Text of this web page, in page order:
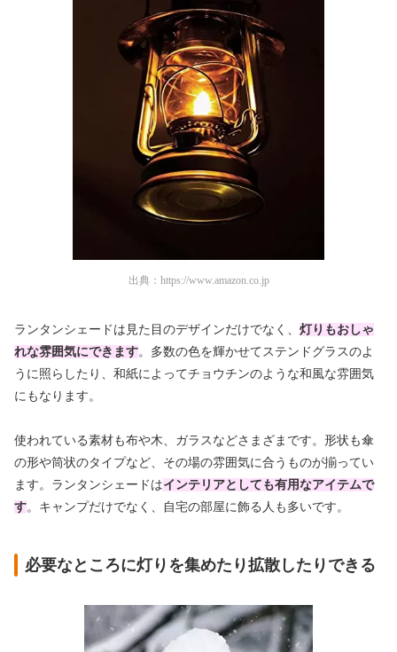
出典： https://www.amazon.co.jp
ランタンシェードは見た目のデザインだけでなく、 灯りもおしゃ
れな雰囲気にできます。多数の色を輝かせてステンドグラスのよ
うに照らしたり、和紙によってチョウチンのような和風な雰囲気
にもなります。
使われている素材も布や木、ガラスなどさまざまです。形状も傘
の形や筒状のタイプなど、その場の雰囲気に合うものが揃ってい
ます。ランタンシェードはインテリアとしても有用なアイテムで
す。キャンプだけでなく、自宅の部屋に飾る人も多いです。
必要なところに灯りを集めたり拡散したりできる